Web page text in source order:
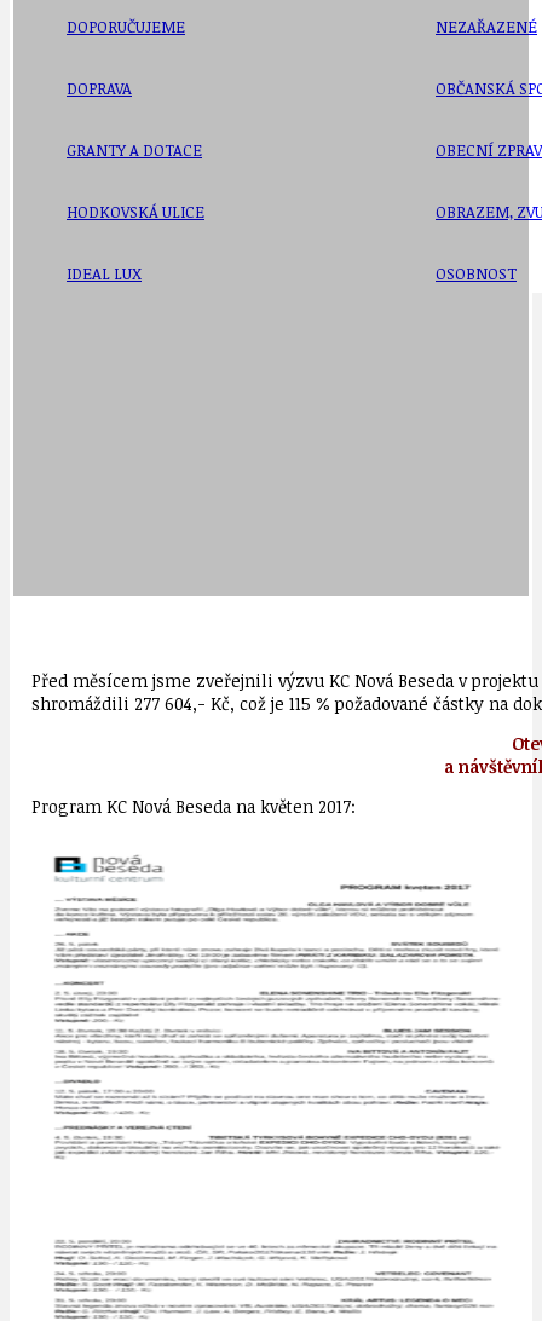
DOPORUČUJEME
DOPRAVA
GRANTY A DOTACE
HODKOVSKÁ ULICE
IDEAL LUX
NEZAŘAZENÉ
OBČANSKÁ
OBECNÍ
OBRAZEM,
OSOBNOST
Před měsícem jsme zveřejnili výzvu KC Nová Beseda v
shromáždili 277 604,- Kč, což je 115 % požadované částky na
a
Program KC Nová Beseda na květen 2017: